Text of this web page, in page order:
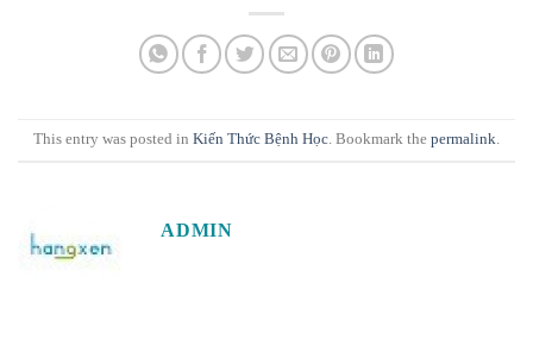
This entry was posted in Kiến Thức Bệnh Học. Bookmark the permalink.
ADMIN